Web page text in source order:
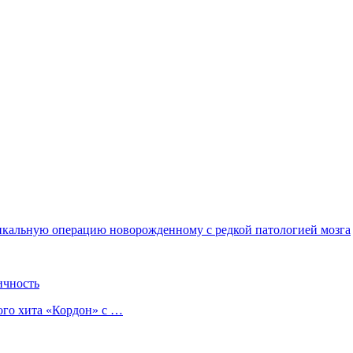
операцию новорожденному с редкой патологией мозга
хита «Кордон» с …